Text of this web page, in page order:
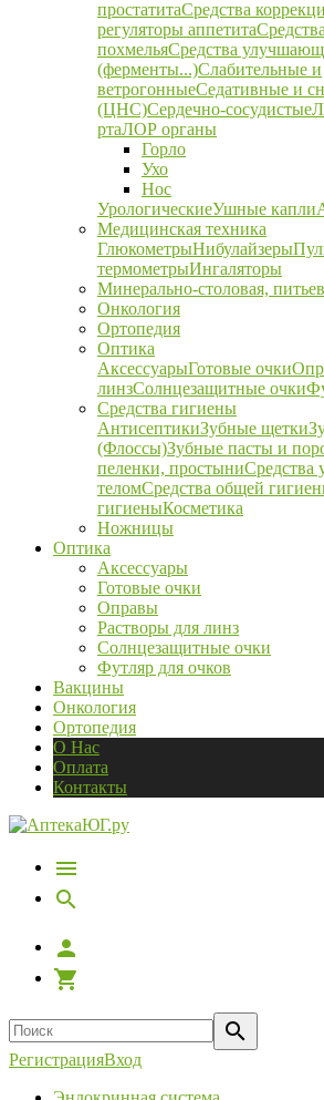
простатитаСредства
регуляторы аппетита
похмельяСредства
(ферменты...)Слабительные и
ветрогонныеСедативные и
(ЦНС)Сердечно-сосудистые
ртаЛОР органы
Горло
Ухо
Нос
УрологическиеУшные капли
Медицинская техника
ГлюкометрыНибулайзеры
термометрыИнгаляторы
Минерально-столовая,
Онкология
Ортопедия
Оптика
АксессуарыГотовые очки
линзСолнцезащитные очки
Средства гигиены
АнтисептикиЗубные щетки
(Флоссы)Зубные пасты и
пеленки, простыниСредства
теломСредства общей
гигиеныКосметика
Ножницы
Оптика
Аксессуары
Готовые очки
Оправы
Растворы для линз
Солнцезащитные очки
Футляр для очков
Вакцины
Онкология
Ортопедия
О Нас
Оплата
Контакты
РегистрацияВход